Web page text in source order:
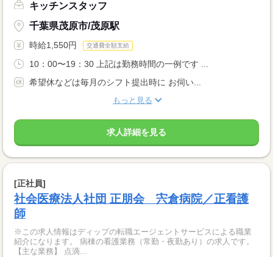
キッチンスタッフ
千葉県茂原市/茂原駅
時給1,550円 交通費全額支給
10：00〜19：30 上記は勤務時間の一例です ...
希望休などは毎月のシフト提出時に お伺い...
もっと見る
求人詳細を見る
[正社員]
社会医療法人社団 正朋会 宍倉病院／正看護
師
※この求人情報はディップの転職エージェントサービスによる職業
紹介になります。 病棟の看護業務（常勤・夜勤あり）の求人です。
【主な業務】 点滴...